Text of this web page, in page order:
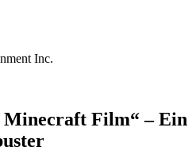
Inc.
Film“ – Ein